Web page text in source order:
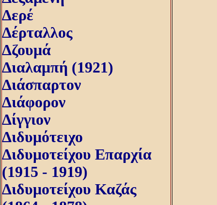
Δερέ
Δέρταλλος
Δζουμά
Διαλαμπή (1921)
Διάσπαρτον
Διάφορον
Δίγγιον
Διδυμότειχο
Διδυμοτείχου Επαρχία
(1915 - 1919)
Διδυμοτείχου Καζάς